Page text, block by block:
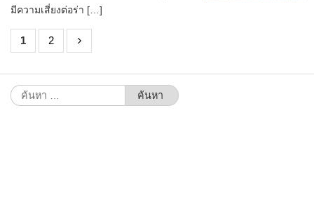
มีความเสี่ยงต่อร่า […]
1 2
ค้นหา
สำหรับ: